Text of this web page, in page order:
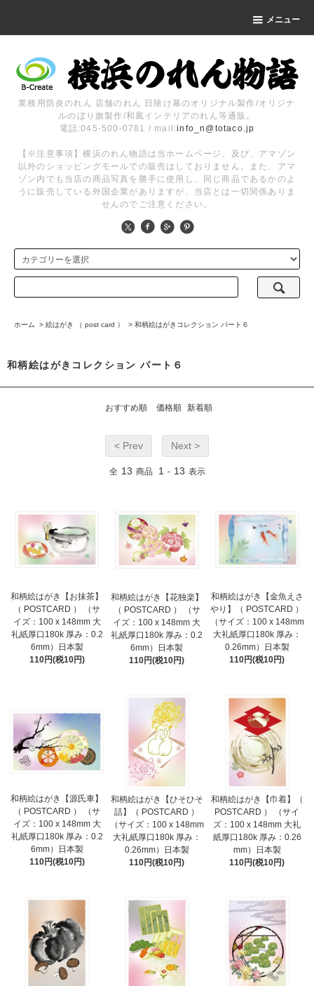
メニュー
業務用防炎のれん 店舗のれん 日除け幕のオリジナル製作/オリジナ
ルのぼり旗製作/和風インテリアのれん等通販。
電話:045-500-0781 / mail:info_n@totaco.jp
【※注意事項】横浜のれん物語は当ホームページ、及び、アマゾン
以外のショッピングモールでの販売はしておりません。また、アマ
ゾン内でも当店の商品写真を勝手に使用し、同じ商品であるかのよ
うに販売している外国企業がありますが、当店とは一切関係ありま
せんのでご注意ください。
ホーム > 絵はがき （ post card ） > 和柄絵はがきコレクション パート６
和柄絵はがきコレクション パート６
おすすめ順 価格順 新着順
< Prev Next >
全 13 商品 1 - 13 表示
和柄絵はがき【お抹茶】
（ POSTCARD ） （サ
イズ：100 x 148mm 大
礼紙厚口180k 厚み：0.2
6mm）日本製
110円(税10円)
和柄絵はがき【花独楽】
（ POSTCARD ） （サ
イズ：100 x 148mm 大
礼紙厚口180k 厚み：0.2
6mm）日本製
110円(税10円)
和柄絵はがき【金魚えさ
やり】（ POSTCARD ）
（サイズ：100 x 148mm
大礼紙厚口180k 厚み：
0.26mm）日本製
110円(税10円)
和柄絵はがき【源氏車】
（ POSTCARD ） （サ
イズ：100 x 148mm 大
礼紙厚口180k 厚み：0.2
6mm）日本製
110円(税10円)
和柄絵はがき【ひそひそ
話】（ POSTCARD ）
（サイズ：100 x 148mm
大礼紙厚口180k 厚み：
0.26mm）日本製
110円(税10円)
和柄絵はがき【巾着】（
POSTCARD ） （サイ
ズ：100 x 148mm 大礼
紙厚口180k 厚み：0.26
mm）日本製
110円(税10円)